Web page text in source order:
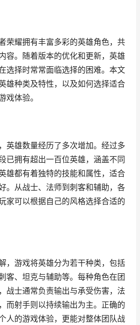
荣耀拥有丰富多彩的英雄角色，共
容。随着版本的优化和更新，英雄
选择时常常面临选择的困难。本文
雄种类及特性，以及如何选择适合
戏体验。
英雄数量经历了多次增加。经过多
已拥有超出一百位英雄，涵盖不同
雄都有着独特的技能和属性，适合
。从战士、法师到刺客和辅助，各
家可以根据自己的风格选择合适的
，游戏将英雄分为若干种类，包括
客、坦克与辅助等。每种角色在团
战士通常负责输出与承受伤害，法
而射手则以持续输出为主。正确的
人的游戏体验，更能对整体团队战